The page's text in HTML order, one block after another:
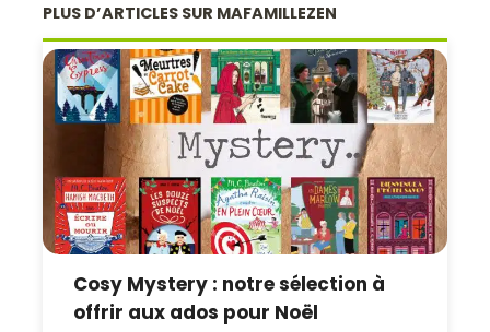
PLUS D’ARTICLES SUR MAFAMILLEZEN
Cosy Mystery : notre sélection à
offrir aux ados pour Noël